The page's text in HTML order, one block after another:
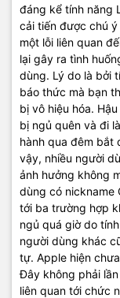
đáng kể tính năng
cải tiến được chú
một lỗi liên quan
lại gây ra tình
dùng. Lý do là bởi
báo thức mà bạn
bị vô hiệu hóa.
bị ngủ quên và đi
hành qua đêm bắt
vậy, nhiều người
ảnh hưởng không
dùng có nickname
tới ba trường hợp
ngủ quá giờ do
người dùng khác
tự. Apple hiện
Đây không phải
liên quan tới chức